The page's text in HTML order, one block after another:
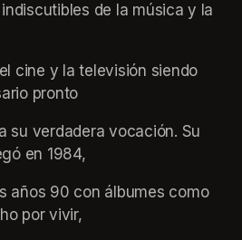
de la música y la
cine y la televisión siendo
pronto
su verdadera vocación. Su
en 1984,
años 90 con álbumes como
por vivir,